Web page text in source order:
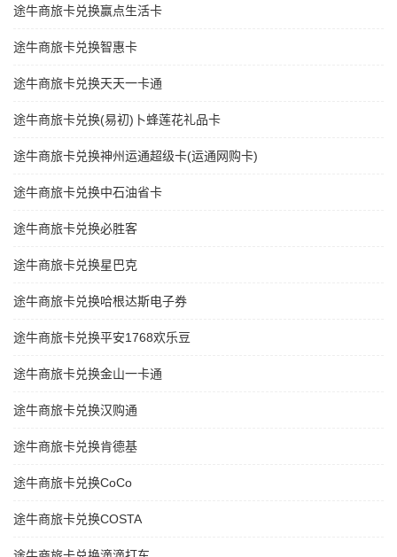
途牛商旅卡兑换赢点生活卡
途牛商旅卡兑换智惠卡
途牛商旅卡兑换天天一卡通
途牛商旅卡兑换(易初)卜蜂莲花礼品卡
途牛商旅卡兑换神州运通超级卡(运通网购卡)
途牛商旅卡兑换中石油省卡
途牛商旅卡兑换必胜客
途牛商旅卡兑换星巴克
途牛商旅卡兑换哈根达斯电子券
途牛商旅卡兑换平安1768欢乐豆
途牛商旅卡兑换金山一卡通
途牛商旅卡兑换汉购通
途牛商旅卡兑换肯德基
途牛商旅卡兑换CoCo
途牛商旅卡兑换COSTA